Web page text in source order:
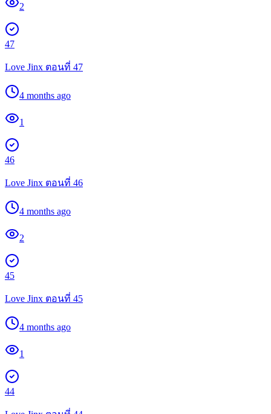
2
47
Love Jinx ตอนที่ 47
4 months ago
1
46
Love Jinx ตอนที่ 46
4 months ago
2
45
Love Jinx ตอนที่ 45
4 months ago
1
44